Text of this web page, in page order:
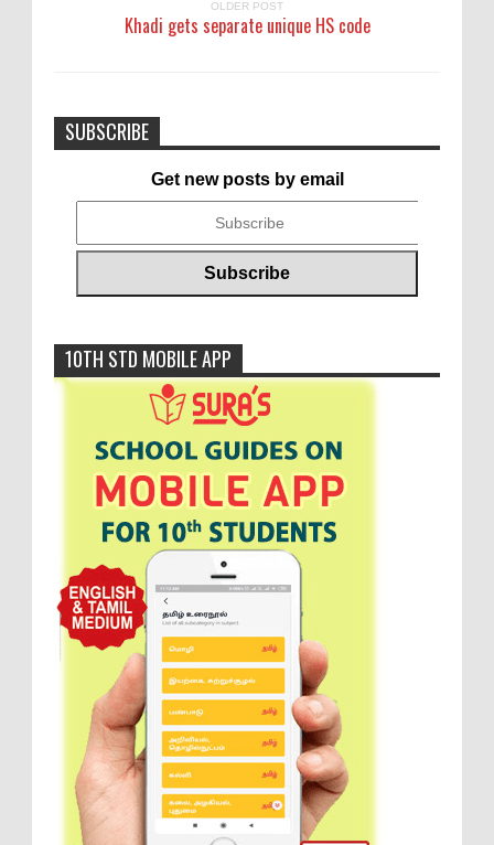
OLDER POST
Khadi gets separate unique HS code
SUBSCRIBE
Get new posts by email
10TH STD MOBILE APP